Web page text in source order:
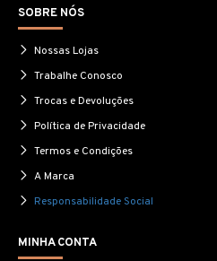
SOBRE NÓS
Nossas Lojas
Trabalhe Conosco
Trocas e Devoluções
Política de Privacidade
Termos e Condições
A Marca
Responsabilidade Social
MINHA CONTA